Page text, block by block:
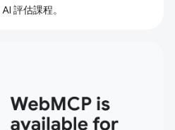
評估課程。